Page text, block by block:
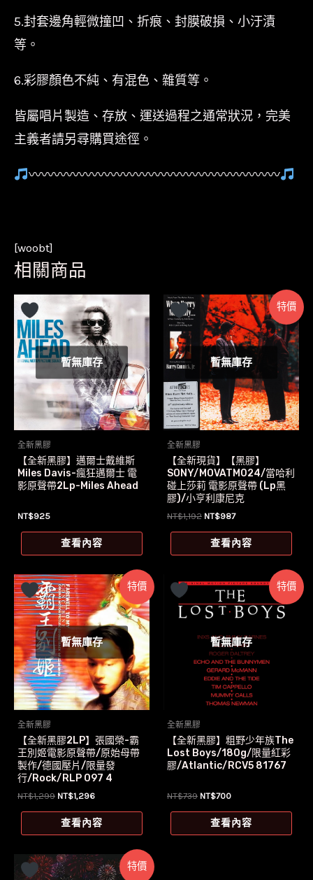
5.封套邊角輕微撞凹、折痕、封膜破損、小汙漬
等。
6.彩膠顏色不純、有混色、雜質等。
皆屬唱片製造、存放、運送過程之通常狀況，完美
主義者請另尋購買途徑。
〰〰〰〰〰〰〰〰〰〰〰〰〰〰〰〰〰〰〰〰
[woobt]
相關商品
暫無庫存
全新黑膠
【全新黑膠】邁爾士戴維斯
Miles Davis-瘋狂邁爾士 電
影原聲帶2Lp-Miles Ahead
NT$925
查看內容
特價
暫無庫存
全新黑膠
【全新現貨】【黑膠】
SONY/MOVATM024/當哈利
碰上莎莉 電影原聲帶 (Lp黑
膠)/小亨利康尼克
NT$1,192 原
價
格：
NT$987目
價
格：
查看內容
特價
暫無庫存
全新黑膠
【全新黑膠2LP】張國榮-霸
王別姬電影原聲帶/原始母帶
製作/德國壓片/限量發
行/Rock/RLP 097 4
NT$1,299 原
價
格：
NT$1,296目
價
格：
查看內容
特價
暫無庫存
全新黑膠
【全新黑膠】粗野少年族The
Lost Boys/180g/限量紅彩
膠/Atlantic/RCV5 81767
NT$739 原
格：
NT$700目
價
格：
查看內容
特價